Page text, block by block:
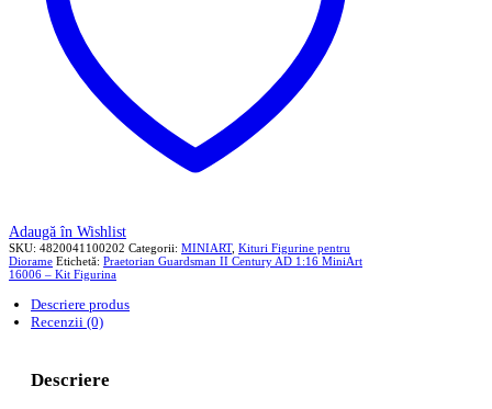
Adaugă în Wishlist
SKU: 4820041100202 Categorii: MINIART, Kituri Figurine pentru
Diorame Etichetă: Praetorian Guardsman II Century AD 1:16 MiniArt
16006 – Kit Figurina
Descriere produs
Recenzii (0)
Descriere